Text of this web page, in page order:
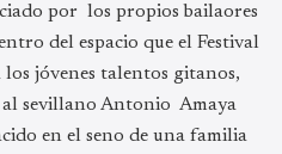
por los propios bailaores
del espacio que el Festival
jóvenes talentos gitanos,
al sevillano Antonio Amaya
en el seno de una familia